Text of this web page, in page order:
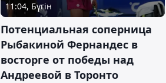
11:04, Бүгін
Потенциальная соперница
Рыбакиной Фернандес в
восторге от победы над
Андреевой в Торонто